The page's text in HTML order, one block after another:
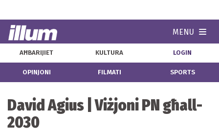
MENU
AĦBARIJIET KULTURA LOGIN
OPINJONI FILMATI SPORTS
David Agius | Viżjoni PN għall-
2030